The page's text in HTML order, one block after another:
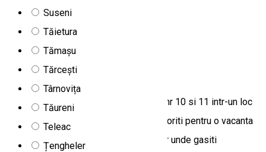
Suseni
Tăietura
Tămașu
Tărcești
Târnovița
Tăureni
Teleac
Țengheler
Vila Sport
Vila Sport Borsec se aflã langa Izvorul nr 10 si 11 intr-un loc
linistit si retras fiind exact ceea ce va doriti pentru o vacanta
linistita, vis a vis se afla Poiana Zanelor unde gasiti